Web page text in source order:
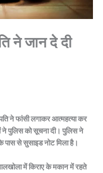
ने जान दे दी
ने फांसी लगाकर आत्महत्या कर
पुलिस को सूचना दी। पुलिस ने
पास से सुसाइड नोट मिला है।
में किराए के मकान में रहते